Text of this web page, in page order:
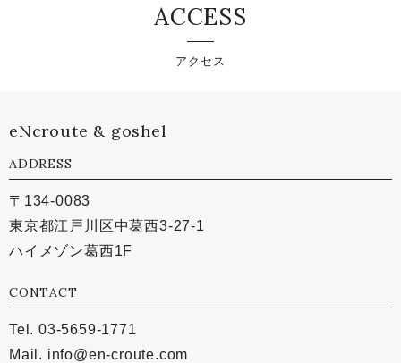
ACCESS
アクセス
eNcroute & goshel
ADDRESS
〒134-0083
東京都江戸川区中葛西3-27-1
ハイメゾン葛西1F
CONTACT
Tel. 03-5659-1771
Mail. info@en-croute.com